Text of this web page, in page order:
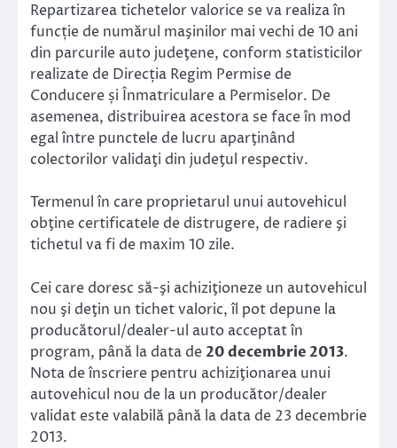
Repartizarea tichetelor valorice se va realiza în
funcție de numărul maşinilor mai vechi de 10 ani
din parcurile auto judeţene, conform statisticilor
realizate de Direcția Regim Permise de
Conducere și Înmatriculare a Permiselor. De
asemenea, distribuirea acestora se face în mod
egal între punctele de lucru aparţinând
colectorilor validaţi din judeţul respectiv.
Termenul în care proprietarul unui autovehicul
obţine certificatele de distrugere, de radiere şi
tichetul va fi de maxim 10 zile.
Cei care doresc să-şi achiziţioneze un autovehicul
nou şi deţin un tichet valoric, îl pot depune la
producătorul/dealer-ul auto acceptat în
program, până la data de20 decembrie 2013.
Nota de înscriere pentru achiziţionarea unui
autovehicul nou de la un producător/dealer
validat este valabilă până la data de 23 decembrie
2013.